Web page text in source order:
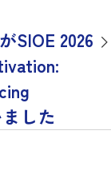
SIOE 2026
した